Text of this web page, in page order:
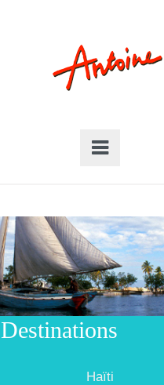
Haïti